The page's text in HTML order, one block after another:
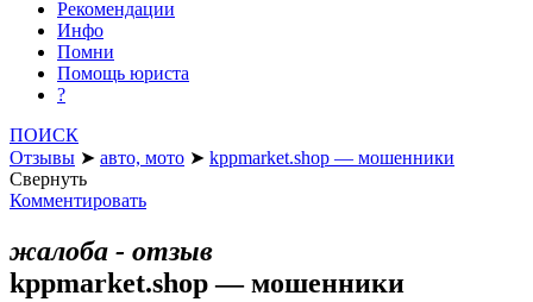
Рекомендации
Инфо
Помни
Помощь юриста
?
ПОИСК
Отзывы ➤ авто, мото ➤ kppmarket.shop — мошенники
Свернуть
Комментировать
жалоба - отзыв
kppmarket.shop — мошенники